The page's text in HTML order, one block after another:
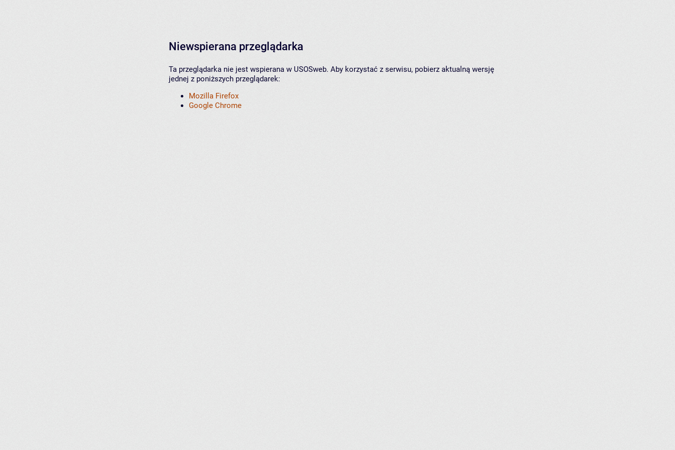
Niewspierana przeglądarka
Ta przeglądarka nie jest wspierana w USOSweb. Aby korzystać z serwisu, pobierz aktualną wersję
jednej z poniższych przeglądarek:
Mozilla Firefox
Google Chrome